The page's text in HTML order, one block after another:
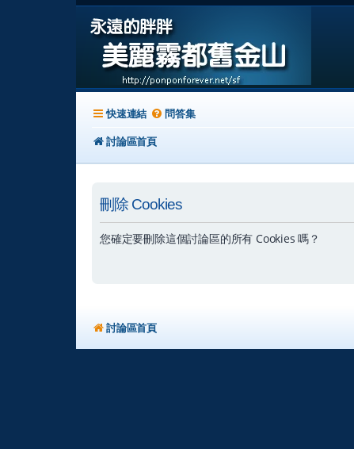
快速連結 問答集
討論區首頁
刪除 Cookies
您確定要刪除這個討論區的所有 Cookies 嗎？
討論區首頁